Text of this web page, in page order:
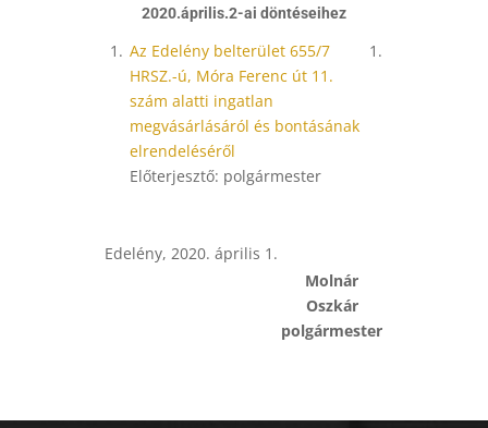
2020.április.2-ai döntéseihez
1. Az Edelény belterület 655/7
HRSZ.-ú, Móra Ferenc út 11.
szám alatti ingatlan
megvásárlásáról és bontásának
elrendeléséről
Előterjesztő: polgármester
1.
Edelény, 2020. április 1.
Molnár
Oszkár
polgármester